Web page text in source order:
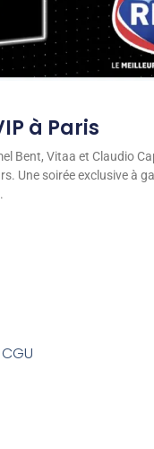
à Paris
Bent, Vitaa et Claudio
Une soirée exclusive à